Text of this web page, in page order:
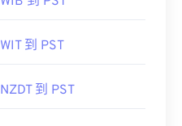
WIT 到 PST
NZDT 到 PST